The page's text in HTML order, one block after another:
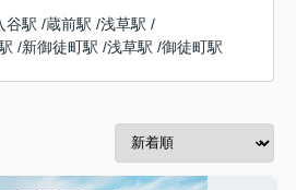
谷駅 /蔵前駅 /浅草駅 /
/新御徒町駅 /浅草駅 /御徒町駅